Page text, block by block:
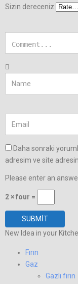
Sizin dereceniz
Daha sonraki
adresim ve site
Please enter an
2 × four =
New Idea in your
Fırın
Gaz
Gazlı fırın